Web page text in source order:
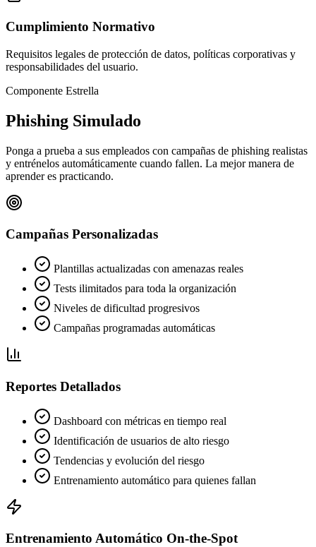
Cumplimiento Normativo
Requisitos legales de protección de datos, políticas corporativas y
responsabilidades del usuario.
Componente Estrella
Phishing Simulado
Ponga a prueba a sus empleados con campañas de phishing realistas
y entrénelos automáticamente cuando fallen. La mejor manera de
aprender es practicando.
Campañas Personalizadas
Plantillas actualizadas con amenazas reales
Tests ilimitados para toda la organización
Niveles de dificultad progresivos
Campañas programadas automáticas
Reportes Detallados
Dashboard con métricas en tiempo real
Identificación de usuarios de alto riesgo
Tendencias y evolución del riesgo
Entrenamiento automático para quienes fallan
Entrenamiento Automático On-the-Spot